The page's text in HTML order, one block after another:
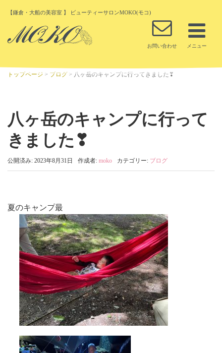
【鎌倉・大船の美容室 】 ビューティーサロンMOKO(モコ)
トップページ > ブログ > 八ヶ岳のキャンプに行ってきました❣
八ヶ岳のキャンプに行って
きました❣
公開済み: 2023年8月31日 作成者: moko カテゴリー: ブログ
夏のキャンプ最